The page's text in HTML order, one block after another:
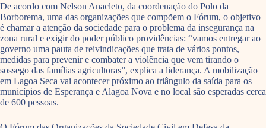
De acordo com Nelson Anacleto, da coordenação do Polo da
Borborema, uma das organizações que compõem o Fórum, o objetivo
é chamar a atenção da sociedade para o problema da insegurança na
zona rural e exigir do poder público providências: “vamos entregar ao
governo uma pauta de reivindicações que trata de vários pontos,
medidas para prevenir e combater a violência que vem tirando o
sossego das famílias agricultoras”, explica a liderança. A mobilização
em Lagoa Seca vai acontecer próximo ao triângulo da saída para os
municípios de Esperança e Alagoa Nova e no local são esperadas cerca
de 600 pessoas.